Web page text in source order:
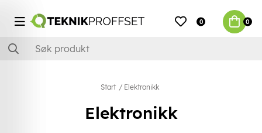
0 0
Start Elektronikk
Elektronikk